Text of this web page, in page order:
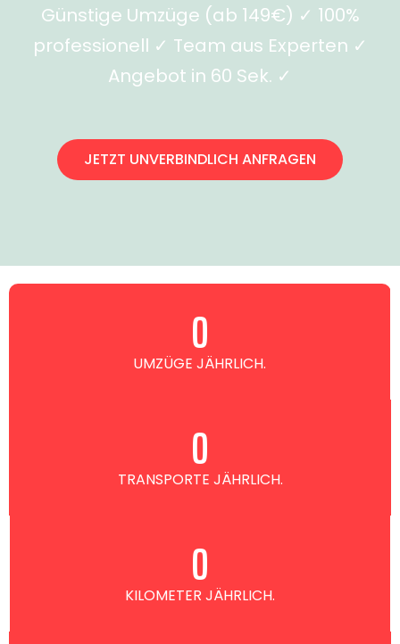
Günstige Umzüge (ab 149€) ✓ 100%
professionell ✓ Team aus Experten ✓
Angebot in 60 Sek. ✓
JETZT UNVERBINDLICH ANFRAGEN
UMZÜGE JÄHRLICH.
0
TRANSPORTE JÄHRLICH.
0
KILOMETER JÄHRLICH.
0